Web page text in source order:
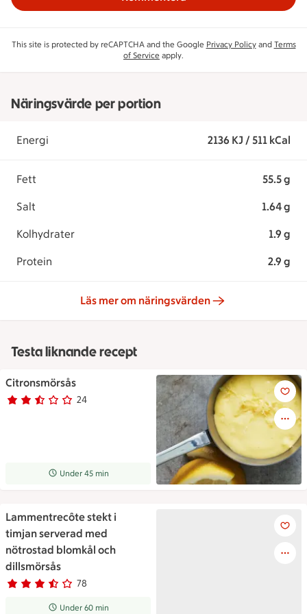
This site is protected by reCAPTCHA and the Google Privacy Policyand Terms
of Service apply.
Näringsvärde per portion
Energi 2136 KJ / 511 kCal
Fett 55.5 g
Salt 1.64 g
Kolhydrater 1.9 g
Protein 2.9 g
Läs mer om näringsvärden
Testa liknande recept
Citronsmörsås
Betyg 2.5 av 5. 24
24 personer har röstat
Receptet tar Under 45 min att tillaga
Under 45 min
Citronsmörsås
Lammentrecôte stekt i
timjan serverad med
nötrostad blomkål och
dillsmörsås
Betyg 3.3 av 5. 78
78 personer har röstat
Receptet tar Under 60 min att tillaga
Under 60 min